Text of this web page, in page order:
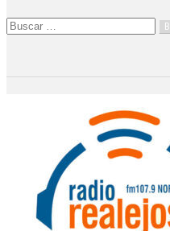
Buscar: